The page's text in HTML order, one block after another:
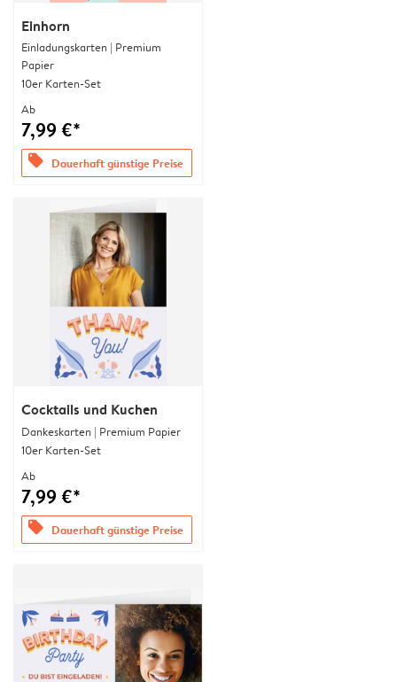
Einhorn
Einladungskarten | Premium
Papier
10er Karten-Set
Ab
7,99 €*
offers Dauerhaft günstige Preise
Cocktails und Kuchen
Dankeskarten | Premium Papier
10er Karten-Set
Ab
7,99 €*
offers Dauerhaft günstige Preise